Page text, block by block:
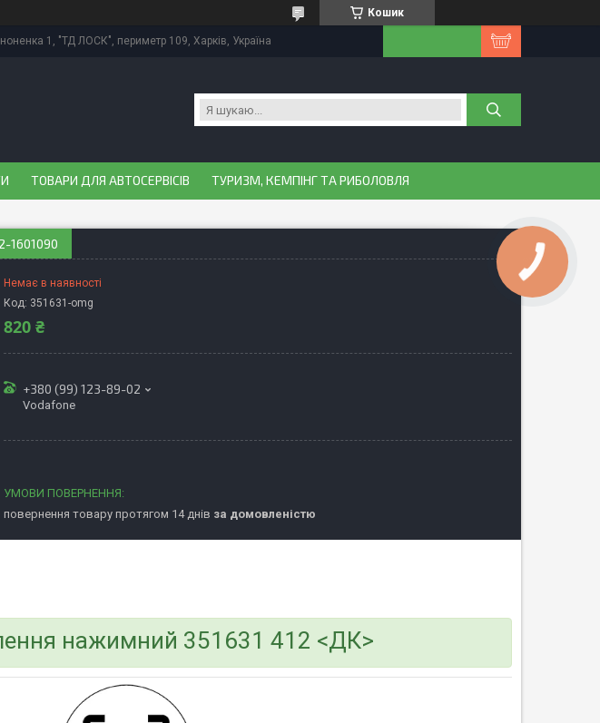
Кошик
1, "ТД ЛОСК", периметр 109, Харків, Україна
ТОВАРИ ДЛЯ АВТОСЕРВІСІВ ТУРИЗМ, КЕМПІНГ ТА РИБОЛОВЛЯ
1601090
Немає в наявності
Код: 351631-omg
820 ₴
+380 (99) 123-89-02
Vodafone
повернення товару протягом 14 днів за домовленістю
нажимний 351631 412 <ДК>